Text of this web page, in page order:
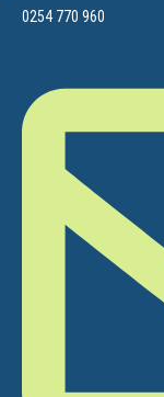
0254 770 960